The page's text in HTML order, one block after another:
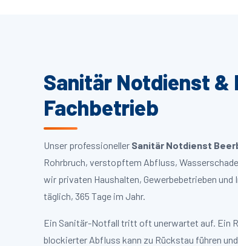
Sanitär Notdienst &
Fachbetrieb
Unser professioneller Sanitär Notdienst
Rohrbruch, verstopftem Abfluss,
wir privaten Haushalten, Gewerbebetrieben und
täglich, 365 Tage im Jahr.
Ein Sanitär-Notfall tritt oft unerwartet auf. Ein
blockierter Abfluss kann zu Rückstau führen